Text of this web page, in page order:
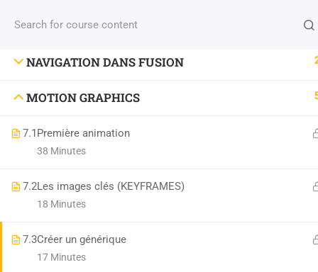
INTERFACE DE FUSION
NAVIGATION DANS FUSION
MOTION GRAPHICS
7.1Première animation
38 Minutes
7.2Les images clés (KEYFRAMES)
18 Minutes
7.3Créer un générique
17 Minutes
niconix.design@classe-fusion.com
Numéro SIRET :